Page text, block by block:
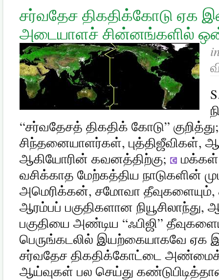
சர்வதேச திகதிக்கோடு ஏக
அடையாளச் சின்னங்களில்
“சர்வதேசத் திகதிக் கோடு”
சிந்தனையாளர்கள், புத்திஜீவிகள்,
ஆகியோரின் கவனத்திற்கு;
மக்கள்
வசிக்காத மேற்கத்திய நாடுகளின்
அமெரிக்கன், சமோவா
ஆரம்பப் பகுதிகளான
பகுதியை அண்டிய “ஃபிஜி”
பெருங்கடலில் இயற்கையாகவே ஏக
சர்வதேச திகதிக்கோட்டை
ஆய்வுகள் பல செய்து